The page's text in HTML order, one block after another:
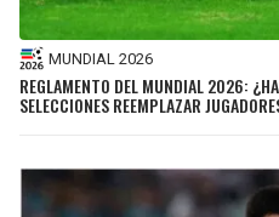
MUNDIAL 2026
REGLAMENTO DEL MUNDIAL 2026:
SELECCIONES REEMPLAZAR